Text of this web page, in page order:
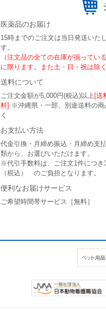
医薬品のお届け
15時までのご注文は当日発送いた
す。
（注文品の全ての在庫が揃ってい
に限ります。また土・日・祝は除く
送料について
ご注文金額が5,000円(税込)以上 [送
料] ※沖縄県・一部、別途送料の商
く
お支払い方法
代金引換・月締め振込・月締め支
類から、お選びいただけます。
※代引手数料は、ご注文1件につき
（税込） のご負担となります。
便利なお届けサービス
ご希望時間帯サービス［無料］